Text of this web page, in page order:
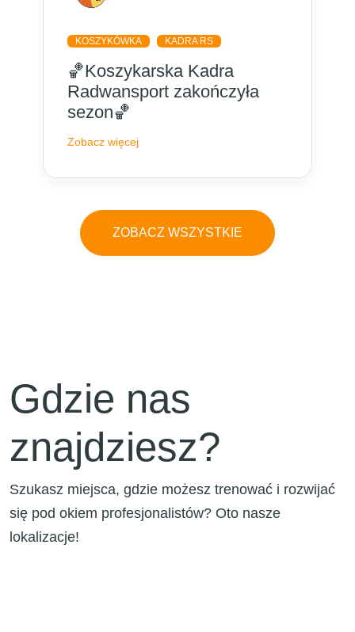
KOSZYKÓWKA KADRA RS
🏀Koszykarska Kadra
Radwansport zakończyła
sezon🏀
Zobacz więcej
ZOBACZ WSZYSTKIE
Gdzie nas
znajdziesz?
Szukasz miejsca, gdzie możesz trenować i rozwijać
się pod okiem profesjonalistów? Oto nasze
lokalizacje!